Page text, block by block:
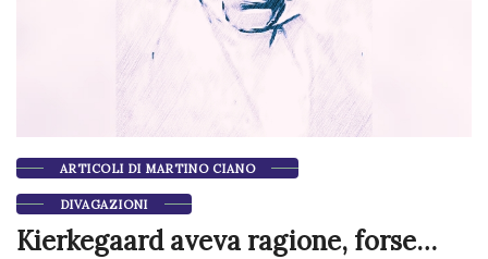
ARTICOLI DI MARTINO CIANO
DIVAGAZIONI
Kierkegaard aveva ragione, forse…